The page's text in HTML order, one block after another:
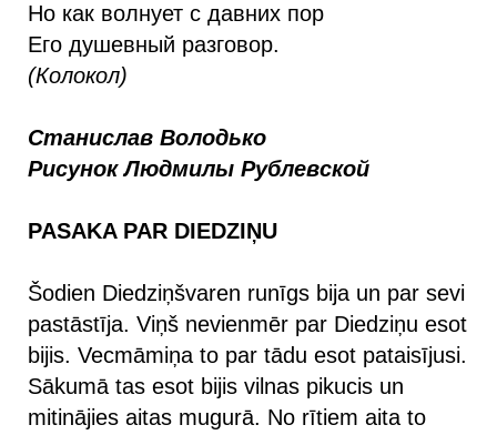
Но как волнует с давних пор
Его душевный разговор.
(Колокол)
Станислав Володько
Рисунок Людмилы Рублевской
PASAKA PAR DIEDZIŅU
Šodien Diedziņšvaren runīgs bija un par sevi
pastāstīja. Viņš nevienmēr par Diedziņu esot
bijis. Vecmāmiņa to par tādu esot pataisījusi.
Sākumā tas esot bijis vilnas pikucis un
mitinājies aitas mugurā. No rītiem aita to